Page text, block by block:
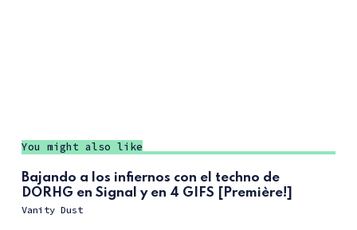
You might also like
Bajando a los infiernos con el techno de
DORHG en Signal y en 4 GIFS [Première!]
Vanity Dust